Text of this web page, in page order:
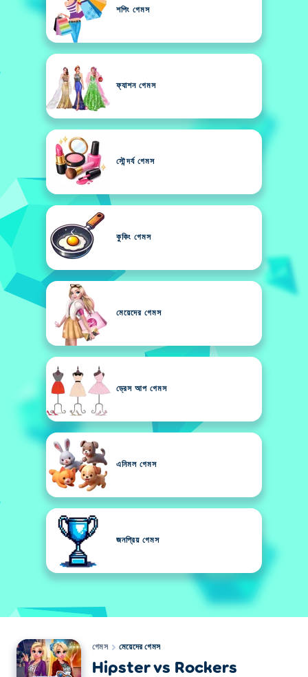
শপিং গেমস
ফ্যাশন গেমস
সৌন্দর্য গেমস
কুকিং গেমস
মেয়েদের গেমস
ড্রেস আপ গেমস
এনিমল গেমস
জনপ্রিয় গেমস
গেমস মেয়েদের গেমস
Hipster vs Rockers